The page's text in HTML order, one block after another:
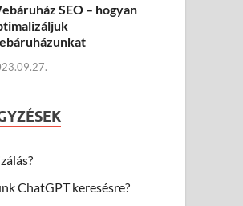
SEO – hogyan
ChatGPT keresésre?